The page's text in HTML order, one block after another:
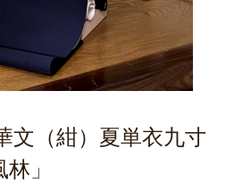
文（紺）夏単衣九寸
」